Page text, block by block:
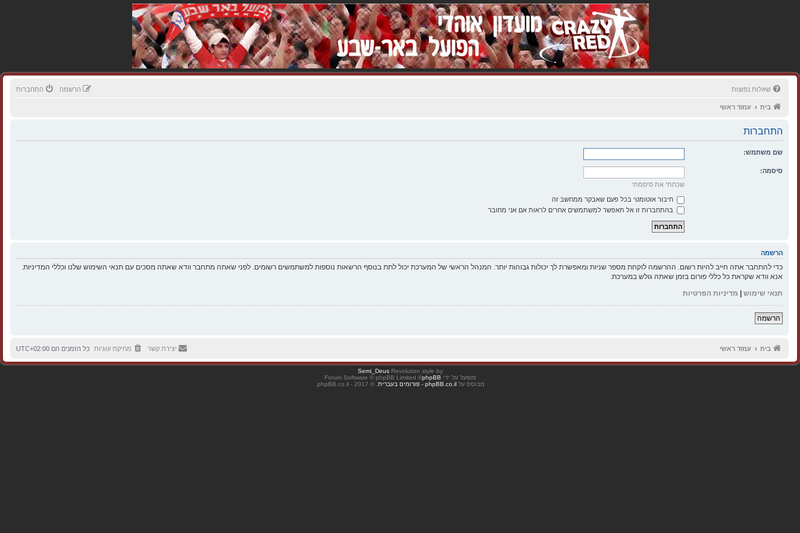
שאלות נפוצות התחברות הרשמה
בית עמוד ראשי
התחברות
שם משתמש:
סיסמה:
שכחתי את סיסמתי
חיבור אוטומטי בכל פעם שאבקר ממחשב זה
בהתחברות זו אל תאפשר למשתמשים אחרים לראות אם אני מחובר
הרשמה
כדי להתחבר אתה חייב להיות רשום. ההרשמה לוקחת מספר שניות ומאפשרת לך יכולות גבוהות יותר. המנהל הראשי של המערכת יכול לתת בנוסף הרשאות נוספות למשתמשים רשומים. לפני שאתה מתחבר וודא שאתה מסכים עם תנאי השימוש שלנו וכללי המדיניות.
אנא וודא שקראת כל כללי פורום בזמן שאתה גולש במערכת.
תנאי שימוש | מדיניות הפרטיות
הרשמה
בית עמוד ראשי כל הזמנים הם UTC+02:00 מחיקת עוגיות יצירת קשר
Revolution style by
Semi_Deus
מופעל על ידי phpBB
® Forum Software © phpBB Limited
מבוסס על phpBB.co.il - פורומים בעברית . © 2017 - phpBB.co.il.